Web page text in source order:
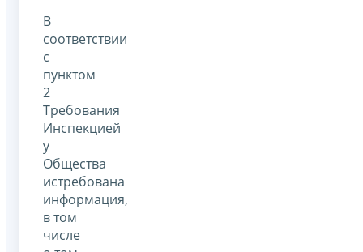
В
соответствии
с
пунктом
2
Требования
Инспекцией
у
Общества
истребована
информация,
в том
числе